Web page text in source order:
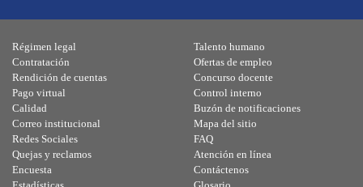
Régimen legal
Contratación
Rendición de cuentas
Pago virtual
Calidad
Talento humano
Ofertas de empleo
Concurso docente
Control interno
Buzón de notificaciones
Correo institucional
Redes Sociales
Quejas y reclamos
Encuesta
Mapa del sitio
FAQ
Atención en línea
Contáctenos